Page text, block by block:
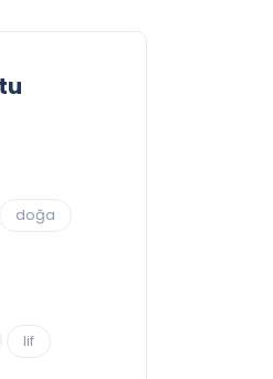
doğa
lif